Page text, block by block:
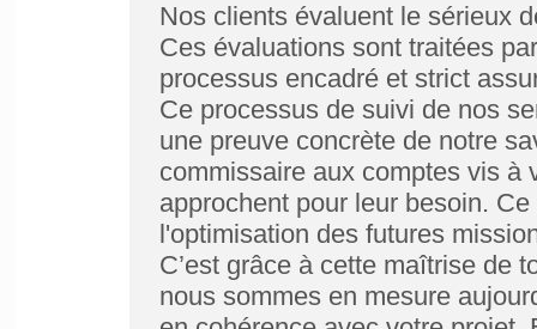
Nos clients évaluent le sérieux
Ces évaluations sont traitées
processus encadré et strict
Ce processus de suivi de nos
une preuve concrète de notre
commissaire aux comptes vis à
approchent pour leur besoin.
l'optimisation des futures
C’est grâce à cette maîtrise de
nous sommes en mesure